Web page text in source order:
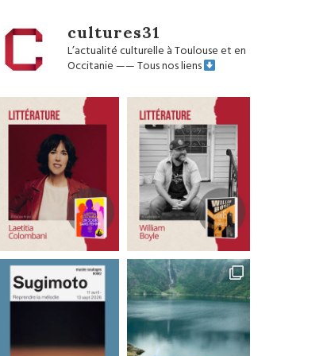
cultures31
L’actualité culturelle à Toulouse et en
Occitanie——Tous nos liens